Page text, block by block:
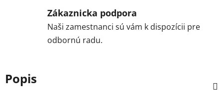
Zákaznicka podpora
Naši zamestnanci sú vám k dispozícii pre
odbornú radu.
Popis